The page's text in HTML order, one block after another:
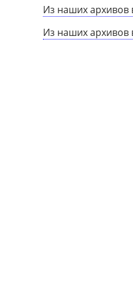
Из наших архивов
Из наших архивов